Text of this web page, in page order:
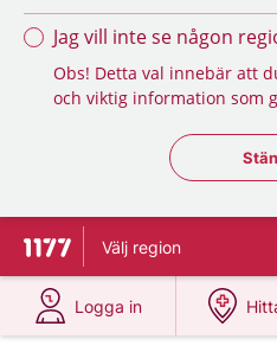
Jag vill inte se någon
Obs! Detta val innebär att
och viktig information som
Till startsidan för 1177
Välj region
Logga in
på 1177.se